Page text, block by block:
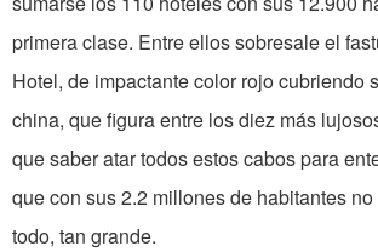
primera clase. Entre ellos sobresale el
Hotel, de impactante color rojo cubriendo
china, que figura entre los diez más
que saber atar todos estos cabos para
que con sus 2.2 millones de habitantes
todo, tan grande.